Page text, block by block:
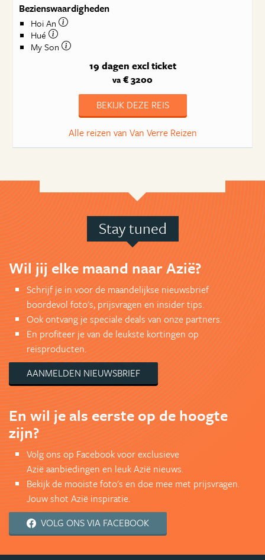
Bezienswaardigheden
Hoi An
Hué
My Son
19 dagen excl ticket
va € 3200
BEKIJK DEZE REIS
Alle reizen van Van Verre Reizen
Stay tuned
Wil jij elke maand naar Azië?
Schrijf je in voor de maandelijkse nieuwsbrief
boordevol foto's, prijsvragen en insider tips.
Ook ontvang je speciale deals van onze partners.
En profiteer je van de leukste kortingen op
reisproducten.
AANMELDEN NIEUWSBRIEF
En wil je als eerste op de hoogte
zijn?
Volg ons op Facebook voor exclusieve
Azië aanbiedingen en leuk Azië nieuws.
Bekijk de mooiste foto's en doe mee met prijsvragen.
Jouw shot Azië inspiratie.
VOLG ONS VIA FACEBOOK